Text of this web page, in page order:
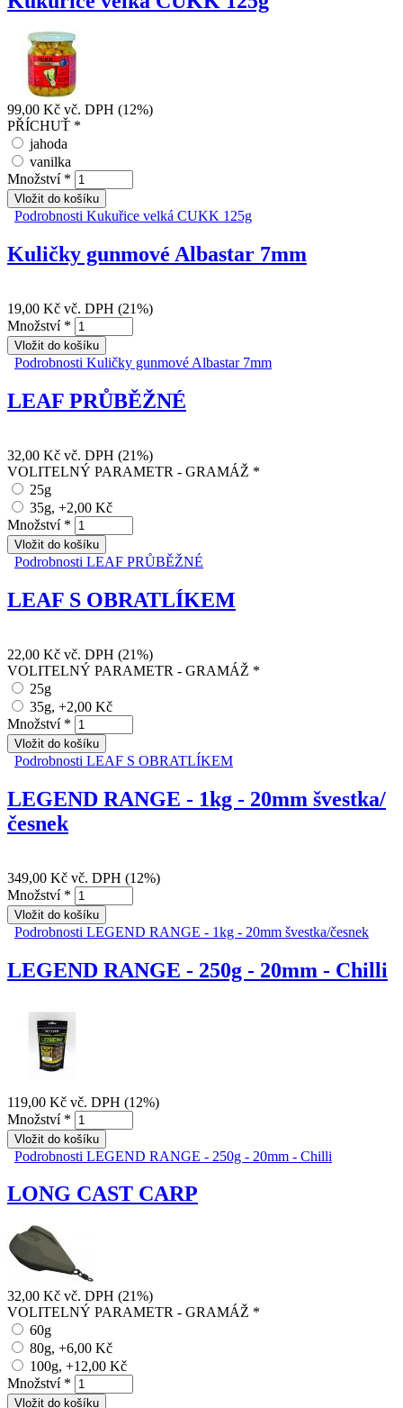
99,00 Kč vč. DPH (12%)
PŘÍCHUŤ *
jahoda
vanilka
Množství *
Podrobnosti Kukuřice velká CUKK 125g
Kuličky gunmové Albastar 7mm
19,00 Kč vč. DPH (21%)
Množství *
Podrobnosti Kuličky gunmové Albastar 7mm
LEAF PRŮBĚŽNÉ
32,00 Kč vč. DPH (21%)
VOLITELNÝ PARAMETR - GRAMÁŽ *
25g
35g, +2,00 Kč
Množství *
Podrobnosti LEAF PRŮBĚŽNÉ
LEAF S OBRATLÍKEM
22,00 Kč vč. DPH (21%)
VOLITELNÝ PARAMETR - GRAMÁŽ *
25g
35g, +2,00 Kč
Množství *
Podrobnosti LEAF S OBRATLÍKEM
LEGEND RANGE - 1kg - 20mm švestka/
česnek
349,00 Kč vč. DPH (12%)
Množství *
Podrobnosti LEGEND RANGE - 1kg - 20mm švestka/česnek
LEGEND RANGE - 250g - 20mm - Chilli
119,00 Kč vč. DPH (12%)
Množství *
Podrobnosti LEGEND RANGE - 250g - 20mm - Chilli
LONG CAST CARP
32,00 Kč vč. DPH (21%)
VOLITELNÝ PARAMETR - GRAMÁŽ *
60g
80g, +6,00 Kč
100g, +12,00 Kč
Množství *